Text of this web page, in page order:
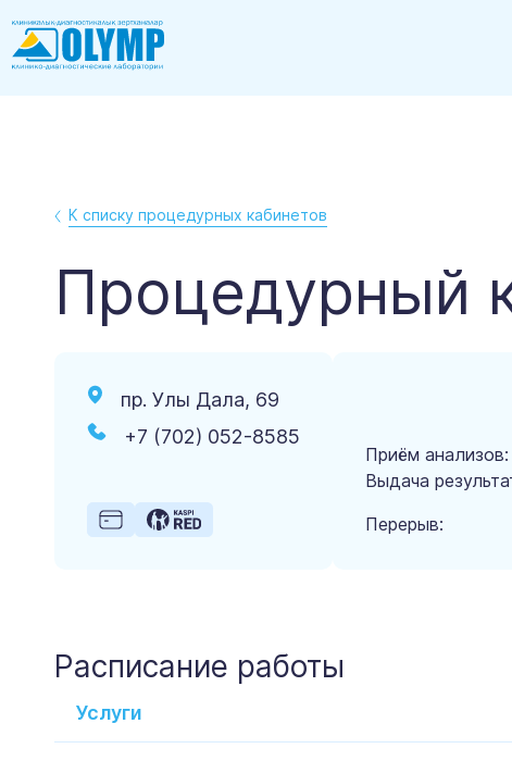
К списку процедурных кабинетов
Процедурный
пр. Улы Дала, 69
+7 (702) 052-8585
Приём анализов:
Выдача
Перерыв:
Расписание работы
Услуги